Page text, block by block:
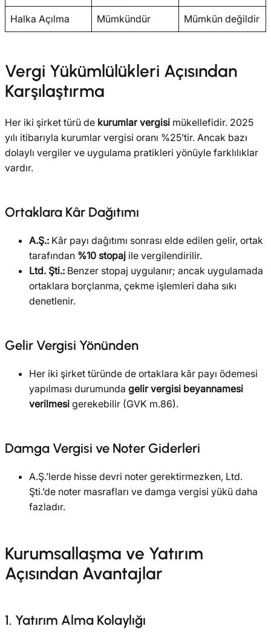
Halka Açılma Mümkündür Mümkün değildir
Vergi Yükümlülükleri Açısından
Karşılaştırma
Her iki şirket türü de kurumlar vergisi mükellefidir. 2025
yılı itibarıyla kurumlar vergisi oranı %25’tir. Ancak bazı
dolaylı vergiler ve uygulama pratikleri yönüyle farklılıklar
vardır.
Ortaklara Kâr Dağıtımı
A.Ş.: Kâr payı dağıtımı sonrası elde edilen gelir, ortak
tarafından %10 stopaj ile vergilendirilir.
Ltd. Şti.: Benzer stopaj uygulanır; ancak uygulamada
ortaklara borçlanma, çekme işlemleri daha sıkı
denetlenir.
Gelir Vergisi Yönünden
Her iki şirket türünde de ortaklara kâr payı ödemesi
yapılması durumunda gelir vergisi beyannamesi
verilmesi gerekebilir (GVK m.86).
Damga Vergisi ve Noter Giderleri
A.Ş.’lerde hisse devri noter gerektirmezken, Ltd.
Şti.’de noter masrafları ve damga vergisi yükü daha
fazladır.
Kurumsallaşma ve Yatırım
Açısından Avantajlar
1. Yatırım Alma Kolaylığı